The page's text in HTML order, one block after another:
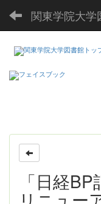
関東学院大学
「日経
リニュー